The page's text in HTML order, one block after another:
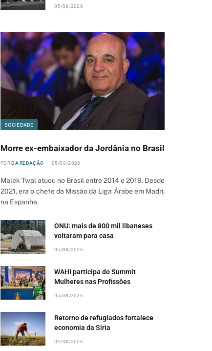
05/08/2026
SOCIEDADE
Morre ex-embaixador da Jordânia no Brasil
POR DA REDAÇÃO 05/08/2026
Malek Twal atuou no Brasil entre 2014 e 2019. Desde
2021, era o chefe da Missão da Liga Árabe em Madri,
na Espanha.
ONU: mais de 800 mil libaneses
voltaram para casa
05/08/2026
WAHI participa do Summit
Mulheres nas Profissões
05/08/2026
Retorno de refugiados fortalece
economia da Síria
04/08/2026